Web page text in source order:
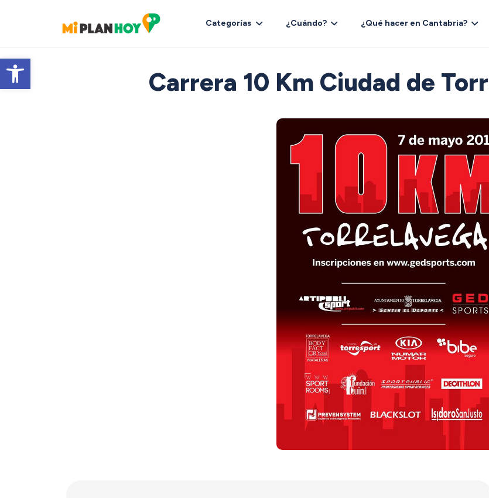
Abrir barra de herramientas
Categorías ¿Cuándo? ¿Qué hacer en Cantabria?
Carrera 10 Km Ciudad de